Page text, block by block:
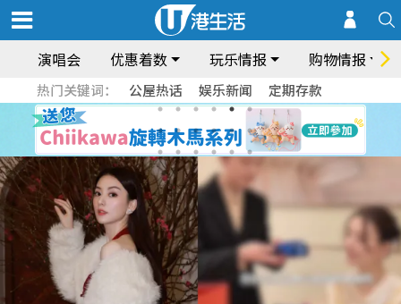
演唱会 优惠着数 玩乐情报 购物情报
热门关键词： 公屋热话 娱乐新闻 定期存款